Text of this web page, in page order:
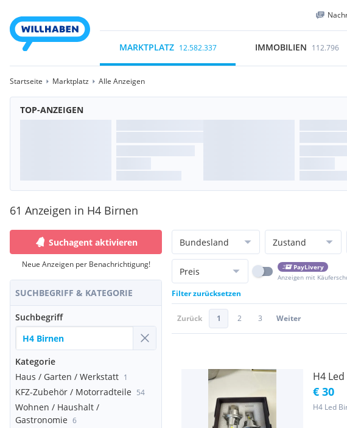
MARKTPLATZ 12.582.337 IMMOBILIEN 112.796
Startseite Marktplatz Alle Anzeigen
TOP-ANZEIGEN
61 Anzeigen in H4 Birnen
Suchagent aktivieren
Neue Anzeigen per Benachrichtigung!
SUCHBEGRIFF & KATEGORIE
Suchbegriff
Kategorie
Haus / Garten / Werkstatt 1
KFZ-Zubehör / Motorradteile 54
Wohnen / Haushalt /
Gastronomie 6
Bundesland Zustand
Preis
PayLivery
Anzeigen mit
Filter zurücksetzen
Zurück 1 2 3 Weiter
H4
€ 30
H4 Led